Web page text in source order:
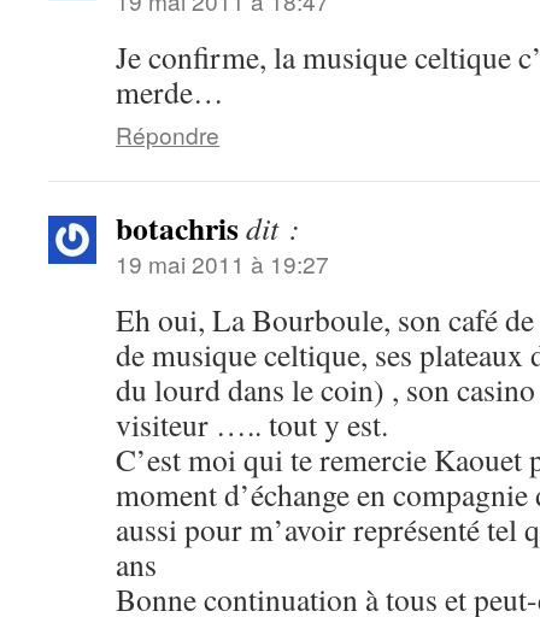
Je confirme, la musique celtique
merde…
Répondre
botachrisdit :
19 mai 2011 à 19:27
Eh oui, La Bourboule, son café
de musique celtique, ses
du lourd dans le coin) , son
visiteur ….. tout y est.
C’est moi qui te remercie Kaouet
moment d’échange en compagnie
aussi pour m’avoir représenté
ans
Bonne continuation à tous et